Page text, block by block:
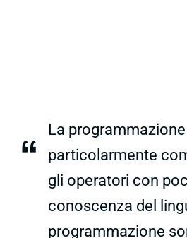
“
La
particolarmente
gli operatori con
conoscenza del
programmazione